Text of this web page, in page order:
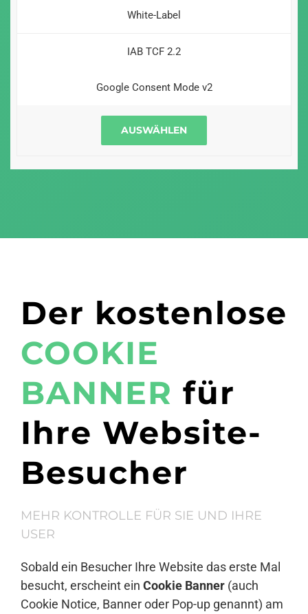
White-Label
IAB TCF 2.2
Google Consent Mode v2
AUSWÄHLEN
Der kostenlose
COOKIE
BANNER für
Ihre Website-
Besucher
MEHR KONTROLLE FÜR SIE UND IHRE
USER
Sobald ein Besucher Ihre Website das erste Mal
besucht, erscheint ein Cookie Banner (auch
Cookie Notice, Banner oder Pop-up genannt) am